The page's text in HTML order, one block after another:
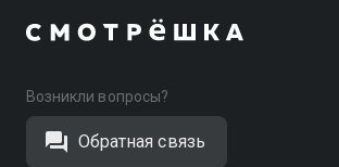
Возникли вопросы?
Обратная связь